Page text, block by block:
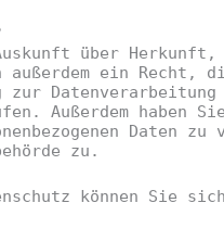
über Herkunft,
außerdem ein Recht,
zur
haben Sie
Daten
zu.
können Sie